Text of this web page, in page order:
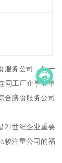
服务公司，是一
同工厂企事业单
合膳食服务公司
21世纪企业重要
较注重公司的福